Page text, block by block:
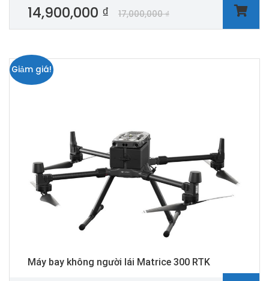
17,000,000₫
14,900,000 ₫
Giảm giá!
Máy bay không người lái Matrice 300 RTK